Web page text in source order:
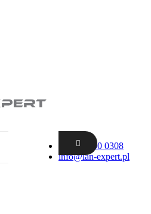
+48 62 300 0308
info@lan-expert.pl